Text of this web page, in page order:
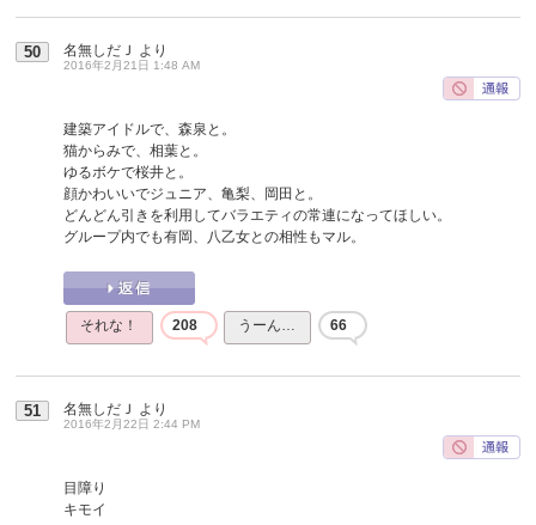
50 名無しだＪ より
2016年2月21日 1:48 AM
建築アイドルで、森泉と。
猫からみで、相葉と。
ゆるボケで桜井と。
顔かわいいでジュニア、亀梨、岡田と。
どんどん引きを利用してバラエティの常連になってほしい。
グループ内でも有岡、八乙女との相性もマル。
それな！ 208 うーん… 66
51 名無しだＪ より
2016年2月22日 2:44 PM
目障り
キモイ